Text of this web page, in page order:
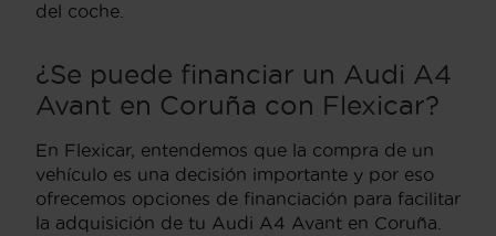
del coche.
¿Se puede financiar un Audi A4
Avant en Coruña con Flexicar?
En Flexicar, entendemos que la compra de un
vehículo es una decisión importante y por eso
ofrecemos opciones de financiación para facilitar
la adquisición de tu Audi A4 Avant en Coruña.